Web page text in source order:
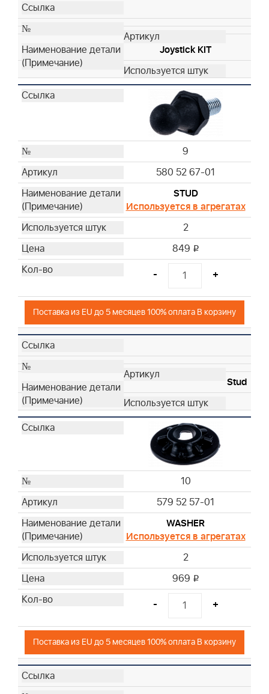
Joystick KIT
9
580 52 67-01
STUD
Используется в агрегатах
2
849 i
- +
Поставка из EU до 5 месяцев 100% оплата В корзину
Stud
10
579 52 57-01
WASHER
Используется в агрегатах
2
969 i
- +
Поставка из EU до 5 месяцев 100% оплата В корзину